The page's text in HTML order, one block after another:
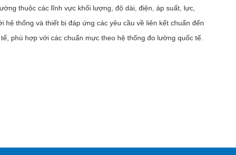
thuộc các lĩnh vực khối lượng, độ dài, điện, áp suất, lực,
thống và thiết bị đáp ứng các yêu cầu về liên kết chuẩn đến
phù hợp với các chuẩn mực theo hệ thống đo lường quốc tế.